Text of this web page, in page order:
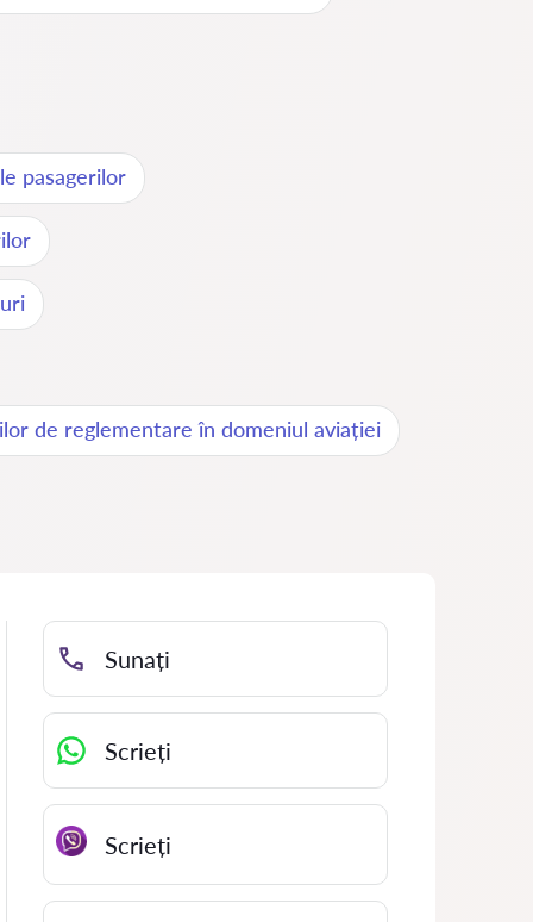
pasagerilor
de reglementare în domeniul aviației
Sunați
Scrieți
Scrieți